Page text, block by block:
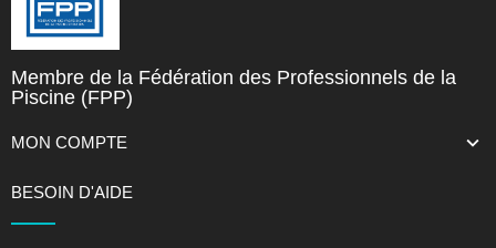
Membre de la Fédération des Professionnels de la
Piscine (FPP)
MON COMPTE
BESOIN D'AIDE